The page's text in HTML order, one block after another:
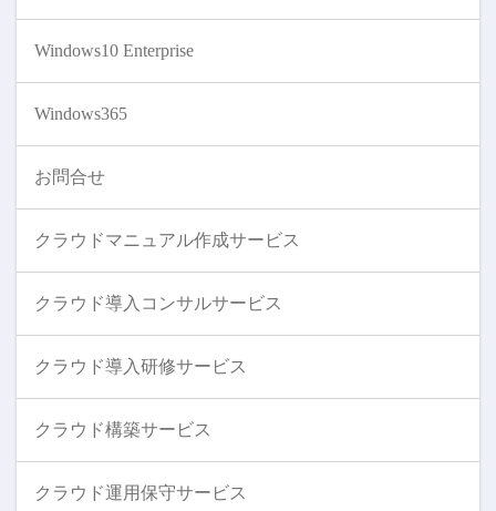
Windows10 Enterprise
Windows365
お問合せ
クラウドマニュアル作成サービス
クラウド導入コンサルサービス
クラウド導入研修サービス
クラウド構築サービス
クラウド運用保守サービス